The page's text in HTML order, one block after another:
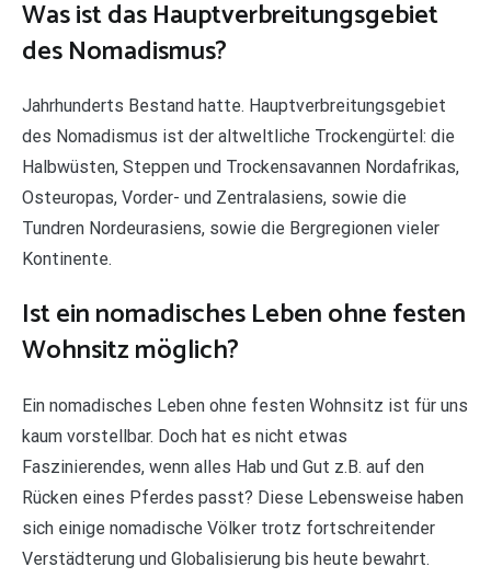
Was ist das Hauptverbreitungsgebiet
des Nomadismus?
Jahrhunderts Bestand hatte. Hauptverbreitungsgebiet
des Nomadismus ist der altweltliche Trockengürtel: die
Halbwüsten, Steppen und Trockensavannen Nordafrikas,
Osteuropas, Vorder- und Zentralasiens, sowie die
Tundren Nordeurasiens, sowie die Bergregionen vieler
Kontinente.
Ist ein nomadisches Leben ohne festen
Wohnsitz möglich?
Ein nomadisches Leben ohne festen Wohnsitz ist für uns
kaum vorstellbar. Doch hat es nicht etwas
Faszinierendes, wenn alles Hab und Gut z.B. auf den
Rücken eines Pferdes passt? Diese Lebensweise haben
sich einige nomadische Völker trotz fortschreitender
Verstädterung und Globalisierung bis heute bewahrt.